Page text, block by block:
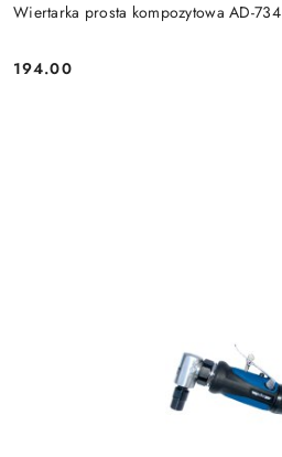
Wiertarka prosta kompozytowa AD-734
Cena:
194.00